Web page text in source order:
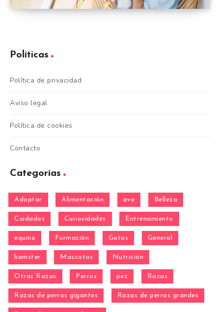
Políticas
Política de privacidad
Aviso legal
Política de cookies
Contacto
Categorías
Adoptar Alimentación ave Belleza
Cuidados Curiosidades Entrenamiento
equino Formación Gatos General
hamster Mascotas Nutrición
Otras Razas Perros pez Razas
Razas de perros gigantes Razas de perros grandes